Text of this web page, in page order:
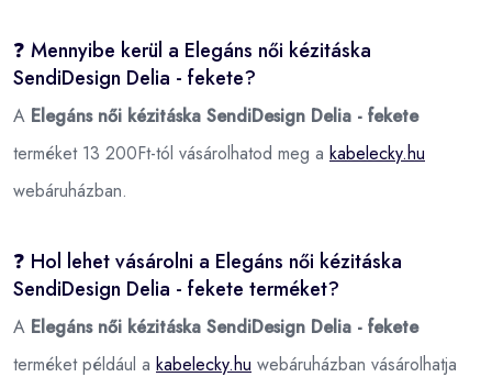
❓ Mennyibe kerül a Elegáns női kézitáska
SendiDesign Delia - fekete?
A Elegáns női kézitáska SendiDesign Delia - fekete
terméket 13 200Ft-tól vásárolhatod meg a kabelecky.hu
webáruházban.
❓ Hol lehet vásárolni a Elegáns női kézitáska
SendiDesign Delia - fekete terméket?
A Elegáns női kézitáska SendiDesign Delia - fekete
terméket például a kabelecky.hu webáruházban vásárolhatja